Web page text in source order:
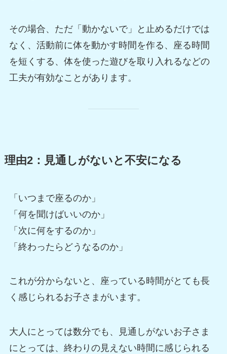
その場合、ただ「動かないで」と止めるだけでは
なく、活動前に体を動かす時間を作る、座る時間
を短くする、体を使った遊びを取り入れるなどの
工夫が有効なことがあります。
理由2：見通しがないと不安になる
「いつまで座るのか」
「何を聞けばいいのか」
「次に何をするのか」
「終わったらどうなるのか」
これが分からないと、座っている時間がとても長
く感じられるお子さまがいます。
大人にとっては数分でも、見通しがないお子さま
にとっては、終わりの見えない時間に感じられる